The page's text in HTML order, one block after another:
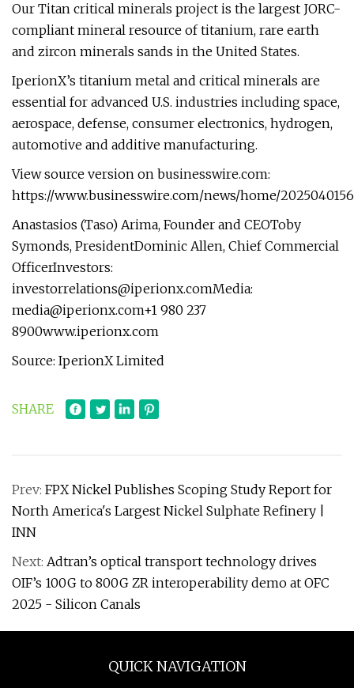
Our Titan critical minerals project is the largest JORC-
compliant mineral resource of titanium, rare earth
and zircon minerals sands in the United States.
IperionX’s titanium metal and critical minerals are
essential for advanced U.S. industries including space,
aerospace, defense, consumer electronics, hydrogen,
automotive and additive manufacturing.
View source version on businesswire.com:
https://www.businesswire.com/news/home/
Anastasios (Taso) Arima, Founder and CEOToby
Symonds, PresidentDominic Allen, Chief Commercial
OfficerInvestors:
investorrelations@iperionx.comMedia:
media@iperionx.com+1 980 237
8900www.iperionx.com
Source: IperionX Limited
SHARE
Prev: FPX Nickel Publishes Scoping Study Report for
North America's Largest Nickel Sulphate Refinery |
INN
Next: Adtran’s optical transport technology drives
OIF’s 100G to 800G ZR interoperability demo at OFC
2025 - Silicon Canals
QUICK NAVIGATION